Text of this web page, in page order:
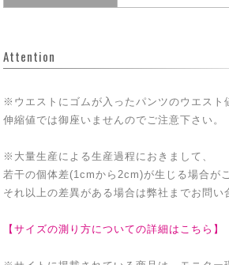
Attention
※ウエストにゴムが入ったパンツのウエスト
伸縮値では御座いませんのでご注意下さい。
※大量生産による生産過程におきまして、
若干の個体差(1cmから2cm)が生じる場合が
それ以上の差異がある場合は弊社までお問い
【サイズの測り方についての詳細はこちら】